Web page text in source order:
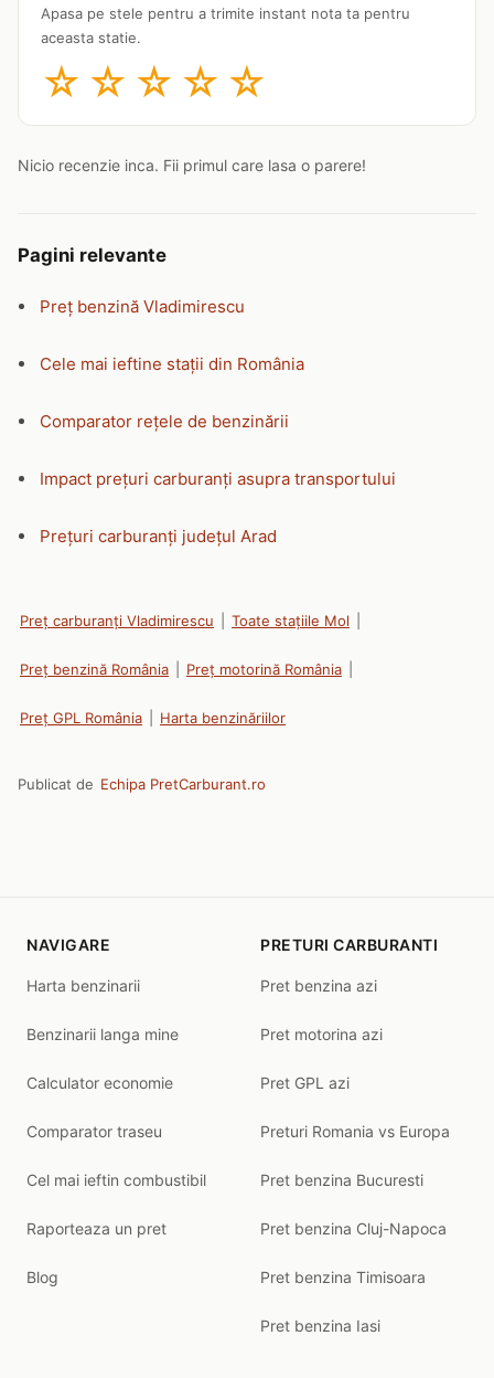
Apasa pe stele pentru a trimite instant nota ta pentru
aceasta statie.
☆ ☆ ☆ ☆ ☆
Nicio recenzie inca. Fii primul care lasa o parere!
Pagini relevante
Preț benzină Vladimirescu
Cele mai ieftine stații din România
Comparator rețele de benzinării
Impact prețuri carburanți asupra transportului
Prețuri carburanți județul Arad
Preț carburanți Vladimirescu Toate stațiile Mol
Preț benzină România Preț motorină România
Preț GPL România Harta benzinăriilor
Publicat de Echipa PretCarburant.ro
NAVIGARE
Harta benzinarii
Benzinarii langa mine
Calculator economie
Comparator traseu
Cel mai ieftin combustibil
Raporteaza un pret
Blog
PRETURI CARBURANTI
Pret benzina azi
Pret motorina azi
Pret GPL azi
Preturi Romania vs Europa
Pret benzina Bucuresti
Pret benzina Cluj-Napoca
Pret benzina Timisoara
Pret benzina Iasi